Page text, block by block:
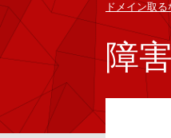
ドメイン取
障